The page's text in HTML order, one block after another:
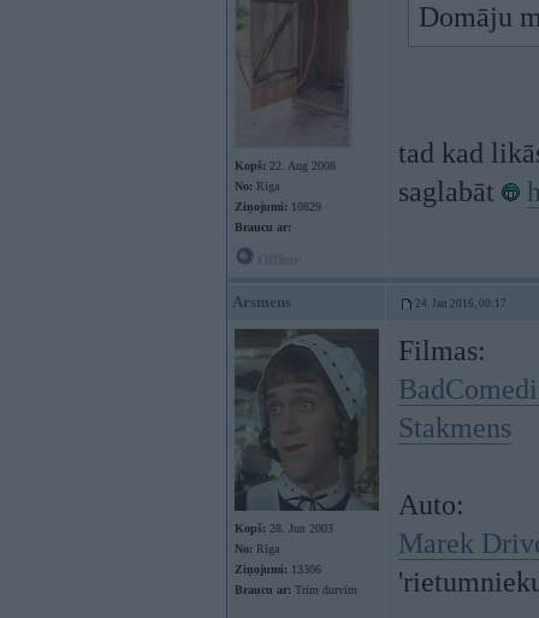
Kopš: 22. Aug 2008
No: Rīga
Ziņojumi: 10829
Braucu ar:
Domāju
tad kad
saglabāt
Arsmens 24. Jan 2016, 00:17
Kopš: 28. Jun 2003
No: Rīga
Ziņojumi: 13306
Braucu ar: Trim durvīm
Filmas:
Stakmens
Auto:
Marek